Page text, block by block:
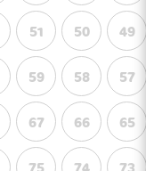
49
50
51
57
58
59
65
66
67